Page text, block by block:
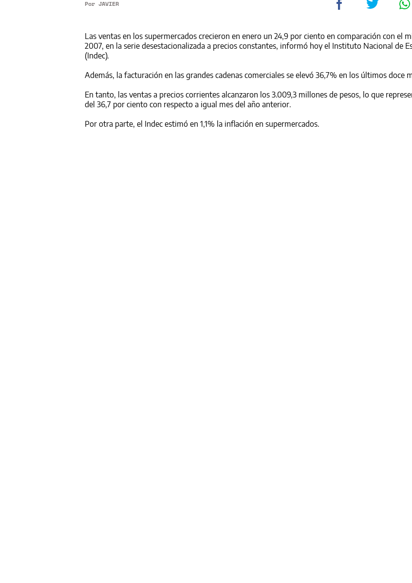
Por JAVIER
Las ventas en los supermercados crecieron en enero un 24,9 por ciento en comparación con el
2007, en la serie desestacionalizada a precios constantes, informó hoy el Instituto Nacional de
(Indec).
Además, la facturación en las grandes cadenas comerciales se elevó 36,7% en los últimos doce
En tanto, las ventas a precios corrientes alcanzaron los 3.009,3 millones de pesos, lo que
del 36,7 por ciento con respecto a igual mes del año anterior.
Por otra parte, el Indec estimó en 1,1% la inflación en supermercados.